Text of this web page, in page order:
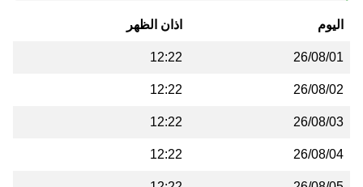
اليوم اذان الظهر
26/08/01
12:22
26/08/02
12:22
26/08/03
12:22
26/08/04
12:22